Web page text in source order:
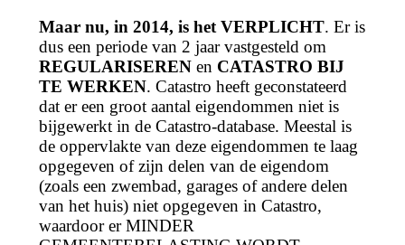
Maar nu, in 2014, is het VERPLICHT. Er is
dus een periode van 2 jaar vastgesteld om
REGULARISEREN en CATASTRO BIJ
TE WERKEN. Catastro heeft geconstateerd
dat er een groot aantal eigendommen niet is
bijgewerkt in de Catastro-database. Meestal is
de oppervlakte van deze eigendommen te laag
opgegeven of zijn delen van de eigendom
(zoals een zwembad, garages of andere delen
van het huis) niet opgegeven in Catastro,
waardoor er MINDER